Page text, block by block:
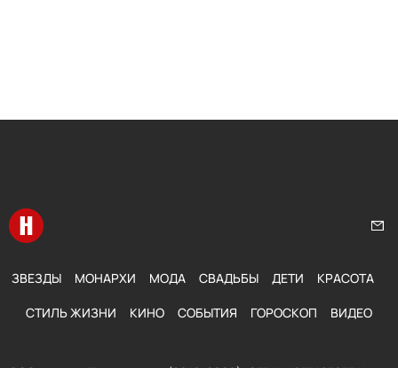
Перейти на главную
ЗВЕЗДЫ МОНАРХИ МОДА СВАДЬБЫ ДЕТИ КРАСОТА
СТИЛЬ ЖИЗНИ КИНО СОБЫТИЯ ГОРОСКОП ВИДЕО